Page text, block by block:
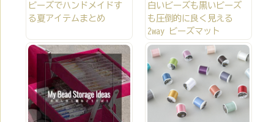
ビーズでハンドメイドす
る夏アイテムまとめ
白いビーズも黒いビーズ
も圧倒的に良く見える
2way ビーズマット